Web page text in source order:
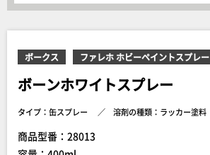
ボークス ファレホ ホビーペイントスプレー
ボーンホワイトスプレー
タイプ：缶スプレー 溶剤の種類：ラッカー塗料
商品型番：28013